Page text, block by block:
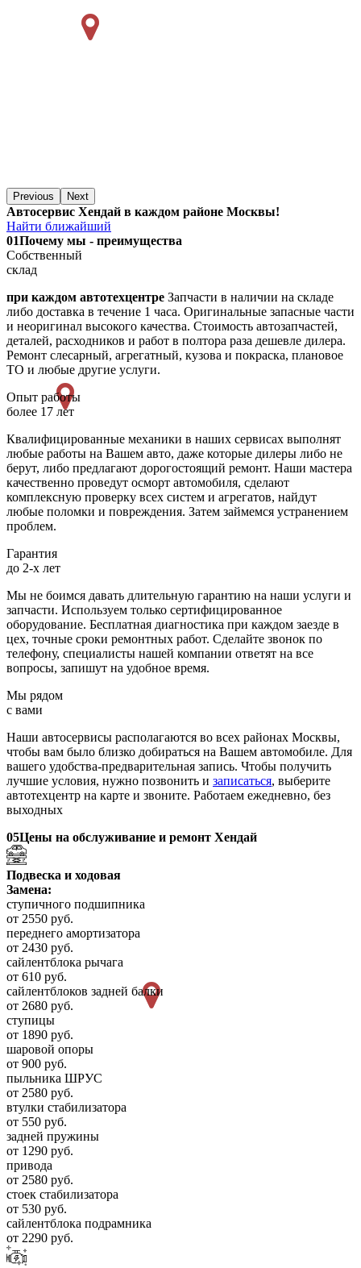
Previous Next
Автосервис Хендай в каждом районе Москвы!
Найти ближайший
01Почему мы - преимущества
Собственный
склад
при каждом автотехцентре Запчасти в наличии на складе
либо доставка в течение 1 часа. Оригинальные запасные части
и неоригинал высокого качества. Стоимость автозапчастей,
деталей, расходников и работ в полтора раза дешевле дилера.
Ремонт слесарный, агрегатный, кузова и покраска, плановое
ТО и любые другие услуги.
Опыт работы
более 17 лет
Квалифицированные механики в наших сервисах выполнят
любые работы на Вашем авто, даже которые дилеры либо не
берут, либо предлагают дорогостоящий ремонт. Наши мастера
качественно проведут осморт автомобиля, сделают
комплексную проверку всех систем и агрегатов, найдут
любые поломки и повреждения. Затем займемся устранением
проблем.
Гарантия
до 2-х лет
Мы не боимся давать длительную гарантию на наши услуги и
запчасти. Используем только сертифицированное
оборудование. Бесплатная диагностика при каждом заезде в
цех, точные сроки ремонтных работ. Сделайте звонок по
телефону, специалисты нашей компании ответят на все
вопросы, запишут на удобное время.
Мы рядом
с вами
Наши автосервисы располагаются во всех районах Москвы,
чтобы вам было близко добираться на Вашем автомобиле. Для
вашего удобства-предварительная запись. Чтобы получить
лучшие условия, нужно позвонить и записаться, выберите
автотехцентр на карте и звоните. Работаем ежедневно, без
выходных
05Цены на обслуживание и ремонт Хендай
Подвеска и ходовая
Замена:
ступичного подшипника
от 2550 руб.
переднего амортизатора
от 2430 руб.
сайлентблока рычага
от 610 руб.
сайлентблоков задней балки
от 2680 руб.
ступицы
от 1890 руб.
шаровой опоры
от 900 руб.
пыльника ШРУС
от 2580 руб.
втулки стабилизатора
от 550 руб.
задней пружины
от 1290 руб.
привода
от 2580 руб.
стоек стабилизатора
от 530 руб.
сайлентблока подрамника
от 2290 руб.